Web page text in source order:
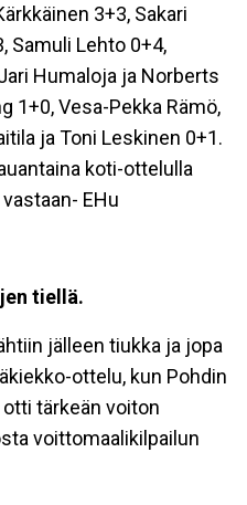
3+3, Sakari
Samuli Lehto 0+4,
Humaloja ja Norberts
1+0, Vesa-Pekka Rämö,
ja Toni Leskinen 0+1.
koti-ottelulla
EHu
tiellä.
jälleen tiukka ja jopa
ottelu, kun Pohdin
tärkeän voiton
voittomaalikilpailun